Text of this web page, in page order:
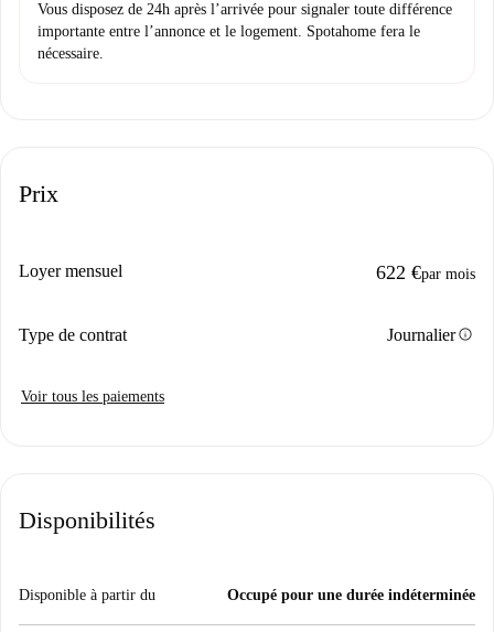
Vous disposez de 24h après l’arrivée pour signaler toute différence
importante entre l’annonce et le logement. Spotahome fera le
nécessaire.
Prix
Loyer mensuel 622 €par mois
Type de contrat Journalierinfo
Voir tous les paiements
Disponibilités
Disponible à partir du Occupé pour une durée indéterminée